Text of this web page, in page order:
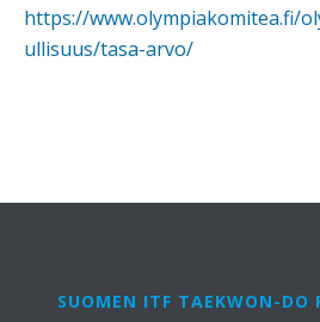
https://www.olympiakomitea.fi/
ullisuus/tasa-arvo/
SUOMEN ITF TAEKWON-DO